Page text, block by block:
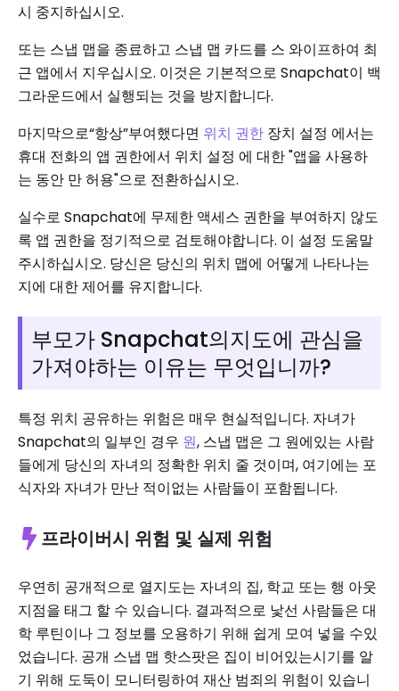
시 중지하십시오.
또는 스냅 맵을 종료하고 스냅 맵 카드를 스 와이프하여 최
근 앱에서 지우십시오. 이것은 기본적으로 Snapchat이 백
그라운드에서 실행되는 것을 방지합니다.
마지막으로“항상”부여했다면 위치 권한 장치 설정 에서는
휴대 전화의 앱 권한에서 위치 설정 에 대한 "앱을 사용하
는 동안 만 허용"으로 전환하십시오.
실수로 Snapchat에 무제한 액세스 권한을 부여하지 않도
록 앱 권한을 정기적으로 검토해야합니다. 이 설정 도움말
주시하십시오. 당신은 당신의 위치 맵에 어떻게 나타나는
지에 대한 제어를 유지합니다.
부모가 Snapchat의지도에 관심을
가져야하는 이유는 무엇입니까?
특정 위치 공유하는 위험은 매우 현실적입니다. 자녀가
Snapchat의 일부인 경우 원, 스냅 맵은 그 원에있는 사람
들에게 당신의 자녀의 정확한 위치 줄 것이며, 여기에는 포
식자와 자녀가 만난 적이없는 사람들이 포함됩니다.
프라이버시 위험 및 실제 위험
우연히 공개적으로 열지도는 자녀의 집, 학교 또는 행 아웃
지점을 태그 할 수 있습니다. 결과적으로 낯선 사람들은 대
학 루틴이나 그 정보를 오용하기 위해 쉽게 모여 넣을 수있
었습니다. 공개 스냅 맵 핫스팟은 집이 비어있는시기를 알
기 위해 도둑이 모니터링하여 재산 범죄의 위험이 있습니